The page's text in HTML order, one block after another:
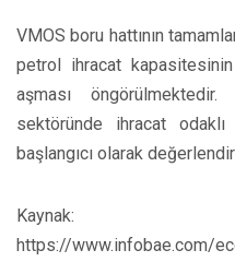
VMOS boru hattının
petrol ihracat
aşması
sektöründe ihracat odaklı
başlangıcı olarak
Kaynak:
https://www.infobae.com/